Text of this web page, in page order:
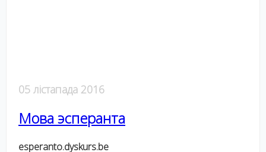
05 лістапада 2016
Мова эсперанта
esperanto.dyskurs.be